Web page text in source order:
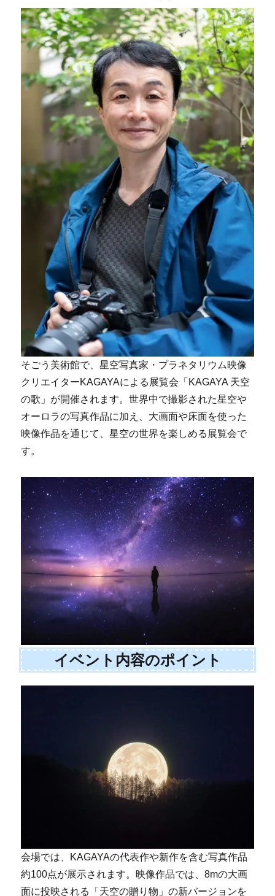
そごう美術館で、星空写真家・プラネタリウム映像
クリエイターKAGAYAによる展覧会「KAGAYA 天空
の歌」が開催されます。世界中で撮影された星空や
オーロラの写真作品に加え、大画面や床面を使った
映像作品を通じて、星空の世界を楽しめる展覧会で
す。
イベント内容のポイント
会場では、KAGAYAの代表作や新作を含む写真作品
約100点が展示されます。映像作品では、8mの大画
面に投映される「天空の贈り物」の新バージョンを